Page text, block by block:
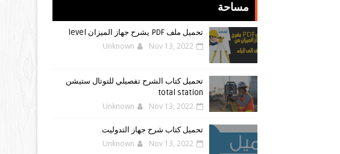
مساحة
تحميل ملف PDF يشرح جهاز الميزان level
Unknown Nov 13, 2022
تحميل كتاب الشرح تفصيلي للتوتال ستيشن
total station
Unknown Nov 13, 2022
تحميل كتاب شرح جهاز التدوليت
Unknown Nov 13, 2022